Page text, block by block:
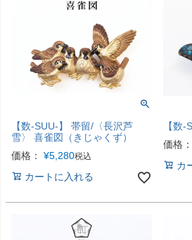
【数-SUU-】 帯留/〈長沢芦
雪〉 喜雀図（きじゃくず）
価格：
¥5,280税込
カートに入れる
【数
価格：
カ